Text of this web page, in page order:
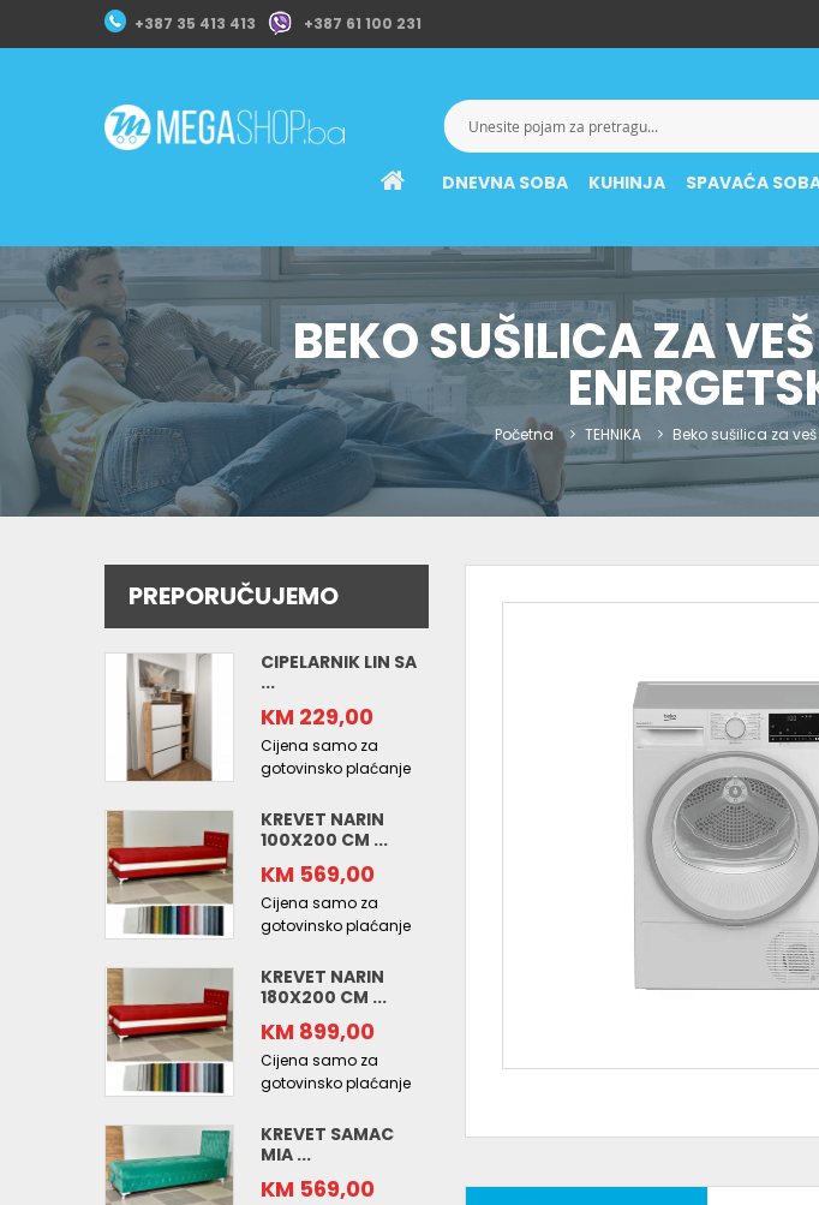
+387 35 413 413 +387 61 100 231
DNEVNA SOBA KUHINJA SPAVAĆA
BEKO SUŠILICA ZA
Početna TEHNIKA Beko sušilica za
PREPORUČUJEMO
CIPELARNIK LIN SA
...
KM 229,00
Cijena samo za
gotovinsko plaćanje
KREVET NARIN
100X200 CM ...
KM 569,00
Cijena samo za
gotovinsko plaćanje
KREVET NARIN
180X200 CM ...
KM 899,00
Cijena samo za
gotovinsko plaćanje
KREVET SAMAC
MIA ...
KM 569,00